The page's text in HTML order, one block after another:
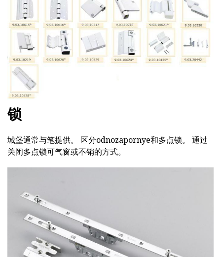
锁
城堡通常与笔提供。 区分odnozapornye和多点锁。 通过
关闭多点锁可气窗或不销的方式。